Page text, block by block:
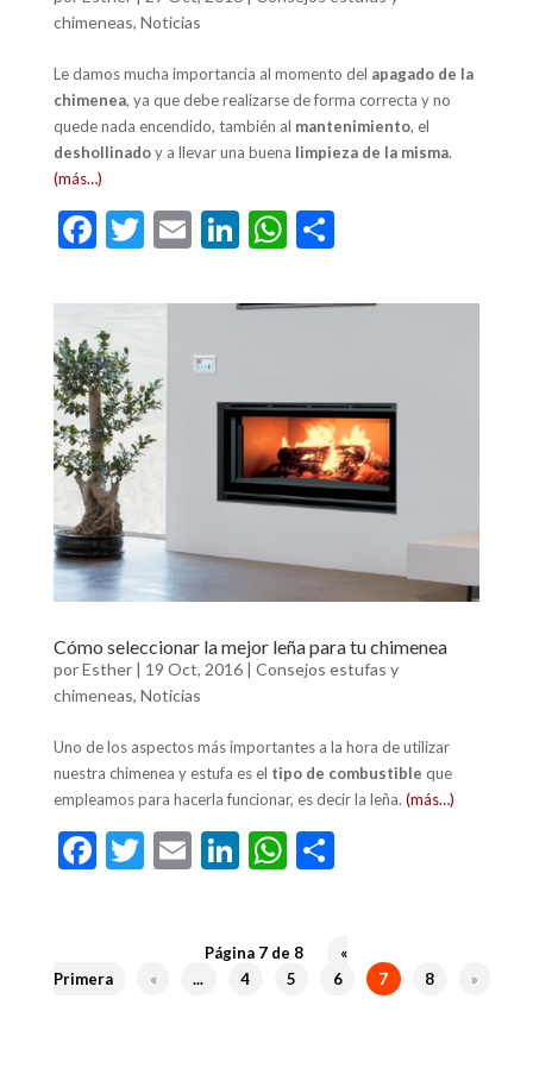
chimeneas, Noticias
Le damos mucha importancia al momento del apagado de la
chimenea, ya que debe realizarse de forma correcta y no
quede nada encendido, también al mantenimiento, el
deshollinadoy a llevar una buena limpieza de la misma.
(más…)
F
e
b
o
o
k
T
itt
E
ai
l
Li
ke
W
at
p
p
C
m
ti
r
Cómo seleccionar la mejor leña para tu chimenea
porEsther| 19 Oct, 2016| Consejos estufas y
chimeneas, Noticias
Uno de los aspectos más importantes a la hora de utilizar
nuestra chimenea y estufa es el tipo de combustible que
empleamos para hacerla funcionar, es decir la leña. (más…)
F T E Li
dI
W
s
C
p
ar
Página 7 de 8
«
Primera
« ... 4 5 6 7 8 »